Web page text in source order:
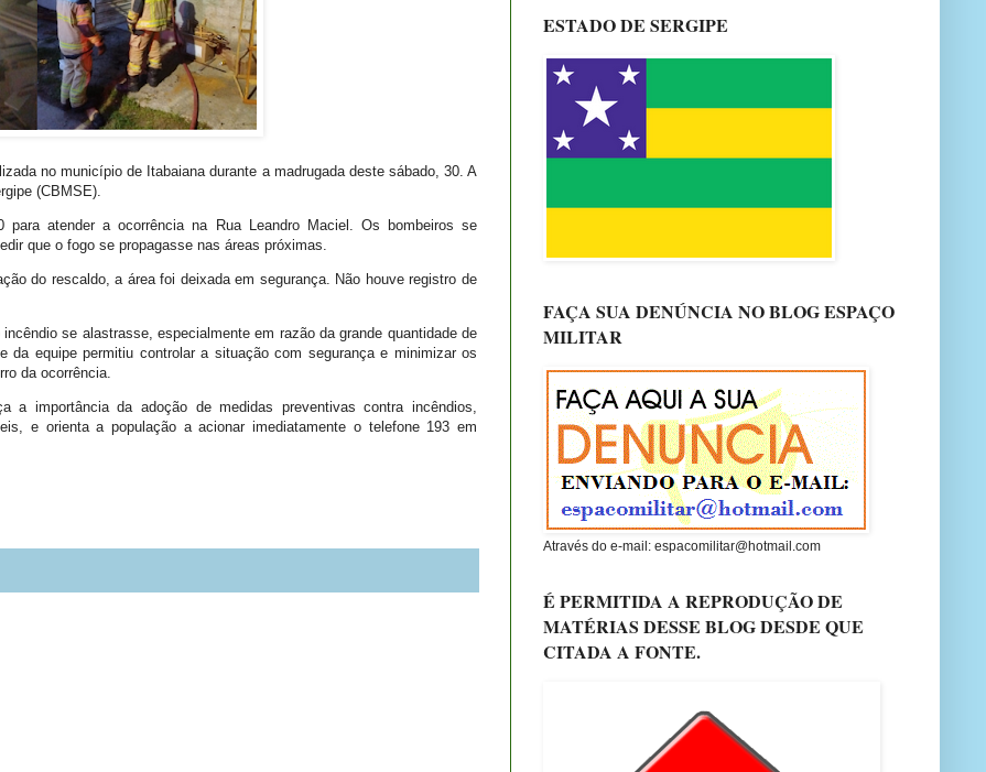
no município de Itabaiana durante a madrugada deste sábado, 30. A
(CBMSE).
atender a ocorrência na Rua Leandro Maciel. Os bombeiros se
que o fogo se propagasse nas áreas próximas.
do rescaldo, a área foi deixada em segurança. Não houve registro de
se alastrasse, especialmente em razão da grande quantidade de
da equipe permitiu controlar a situação com segurança e minimizar os
da ocorrência.
a importância da adoção de medidas preventivas contra incêndios,
e orienta a população a acionar imediatamente o telefone 193 em
ESTADO DE SERGIPE
FAÇA SUA DENÚNCIA NO BLOG ESPAÇO
MILITAR
Através do e-mail: espacomilitar@hotmail.com
É PERMITIDA A REPRODUÇÃO DE
MATÉRIAS DESSE BLOG DESDE QUE
CITADA A FONTE.